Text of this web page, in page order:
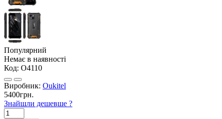
Популярний
Немає в наявності
Код: O4110
Виробник: Oukitel
5400грн.
Знайшли дешевше ?